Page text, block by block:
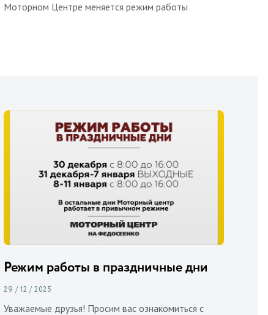
Моторном Центре меняется режим работы
Режим работы в праздничные дни
29 / 12 / 2025
Уважаемые друзья! Просим вас ознакомиться с